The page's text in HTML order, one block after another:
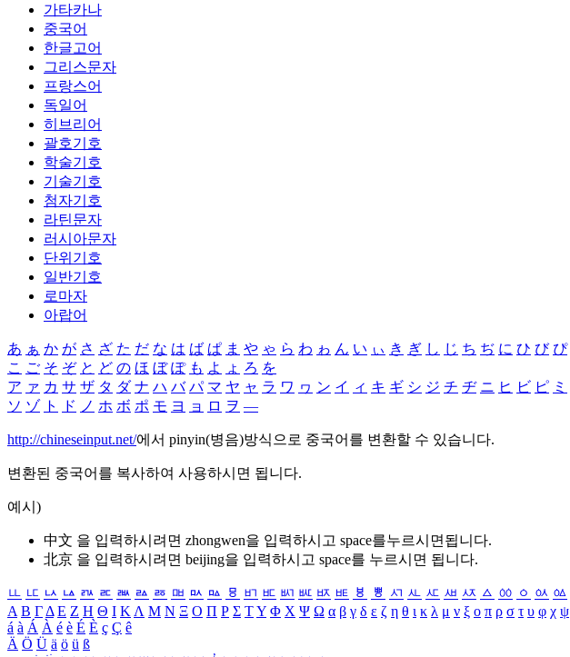
가타카나
중국어
한글고어
그리스문자
프랑스어
독일어
히브리어
괄호기호
학술기호
기술기호
첨자기호
라틴문자
러시아문자
단위기호
일반기호
로마자
아랍어
あ ぁ か が さ ざ た だ な は ば ぱ ま や ゃ ら わ ゎ ん い ぃ き ぎ し じ ち ぢ に ひ び ぴ
こ ご そ ぞ と ど の ほ ぼ ぽ も よ ょ ろ を
ア ァ カ サ ザ タ ダ ナ ハ バ パ マ ヤ ャ ラ ワ ヮ ン イ ィ キ ギ シ ジ チ ヂ ニ ヒ ビ ピ ミ
ソ ゾ ト ド ノ ホ ボ ポ モ ヨ ョ ロ ヲ ―
http://chineseinput.net/에서 pinyin(병음)방식으로 중국어를 변환할 수 있습니다.
변환된 중국어를 복사하여 사용하시면 됩니다.
예시)
中文 을 입력하시려면 zhongwen을 입력하시고 space를누르시면됩니다.
北京 을 입력하시려면 beijing을 입력하시고 space를 누르시면 됩니다.
ㅥ ㅦ ㅧ ㅨ ㅩ ㅪ ㅫ ㅬ ㅭ ㅮ ㅯ ㅰ ㅱ ㅲ ㅳ ㅴ ㅵ ㅶ ㅷ ㅸ ㅹ ㅺ ㅻ ㅼ ㅽ ㅾ ㅿ ㆀ ㆁ ㆂ ㆃ
Α Β ΓΔ Ε Ζ Η Θ Ι ΚΛ Μ Ν Ξ Ο Π Ρ Σ ΤΥ Φ Χ Ψ Ω α β γ δ ε ζ η θ ι κ λ μ ν ξ ο π ρ σ τ υ φ χ ψ
á à Á À é è É È ç Ç ê
Ä Ö Ü ä ö ü ß